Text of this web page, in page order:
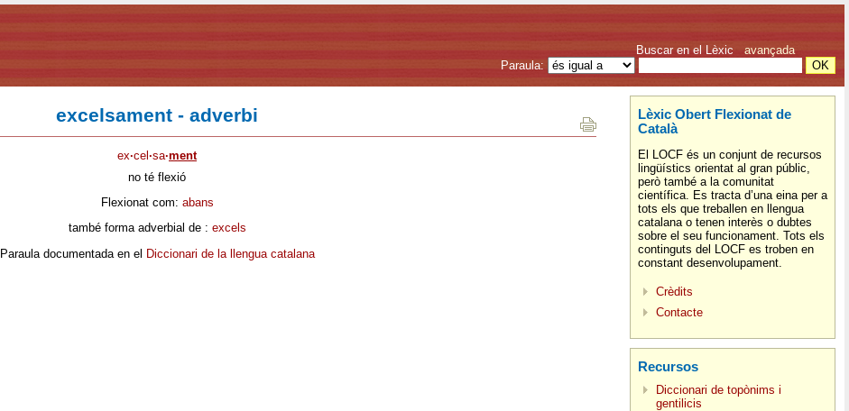
Buscar en el Lèxic avançada
Paraula:
excelsament - adverbi
ex·cel ·sa·ment
no té flexió
Flexionat com: abans
també forma adverbial de : excels
Paraula documentada en el Diccionari de la llengua catalana
Lèxic Obert Flexionat de
Català
El LOCF és un conjunt de recursos
lingüístics orientat al gran públic,
però també a la comunitat
científica. Es tracta d’una eina per a
tots els que treballen en llengua
catalana o tenen interès o dubtes
sobre el seu funcionament. Tots els
continguts del LOCF es troben en
constant desenvolupament.
Crèdits
Contacte
Recursos
Diccionari de topònims i
gentilicis